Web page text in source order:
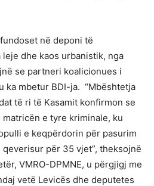
në deponi të
dhe kaos urbanistik, nga
se partneri koalicionues i
ka mbetur BDI-ja. “Mbështetja
të ri të Kasamit konfirmon se
e tyre kriminale, ku
e keqpërdorin për pasurim
për 35 vjet”, theksojnë
VMRO-DPMNE, u përgjigj me
vetë Levicës dhe deputetes